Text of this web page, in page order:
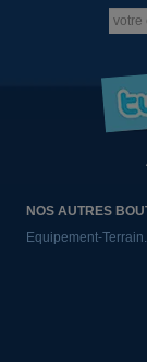
NOS AUTRES
Equipement-